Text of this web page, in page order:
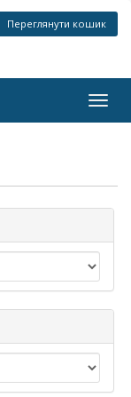
Переглянути кошик